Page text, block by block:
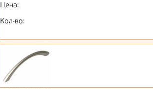
Цена:
Кол-во: